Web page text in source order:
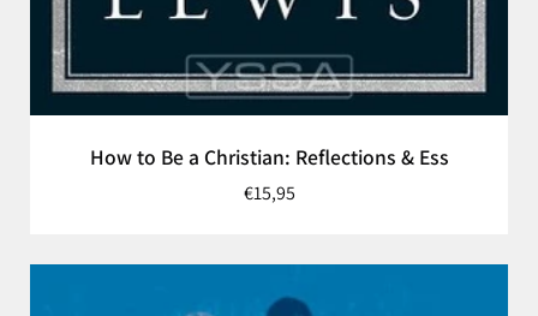
How to Be a Christian: Reflections & Ess
€15,95